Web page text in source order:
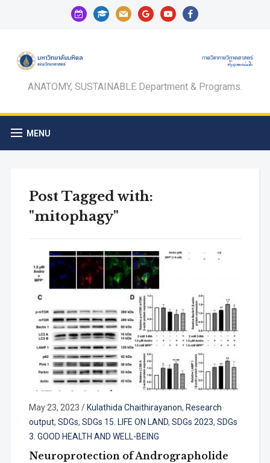
calendar-
check-
graduation-
cap
mail googleyoutubefacebook
ANATOMY, SUSTAINABLE Department & Programs.
MENU
Post Tagged with:
"mitophagy"
May 23, 2023 / Kulathida Chaithirayanon, Research
output, SDGs, SDGs 15. LIFE ON LAND, SDGs 2023, SDGs
3. GOOD HEALTH AND WELL-BEING
Neuroprotection of Andrographolide